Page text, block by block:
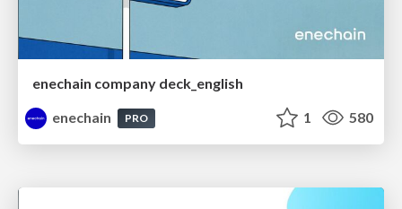
enechain company deck_english
enechain
PRO 1 580